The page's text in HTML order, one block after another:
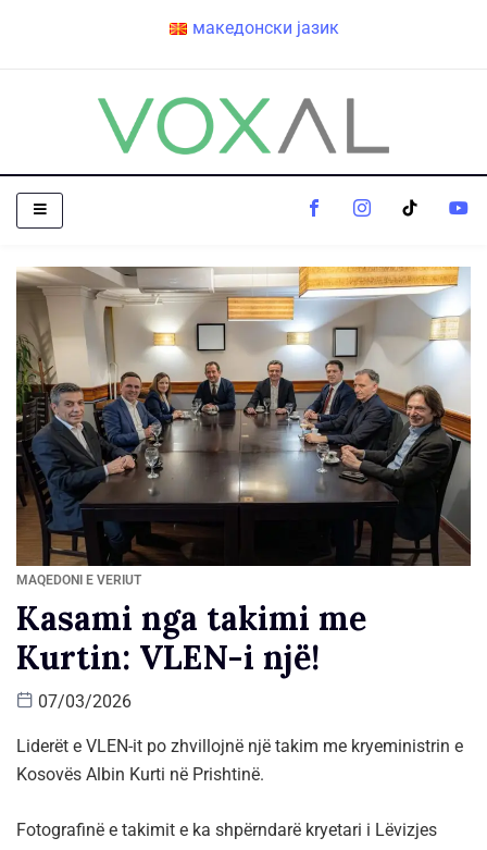
македонски јазик
MAQEDONI E VERIUT
Kasami nga takimi me
Kurtin: VLEN-i një!
07/03/2026
Liderët e VLEN-it po zhvillojnë një takim me kryeministrin e
Kosovës Albin Kurti në Prishtinë.
Fotografinë e takimit e ka shpërndarë kryetari i Lëvizjes